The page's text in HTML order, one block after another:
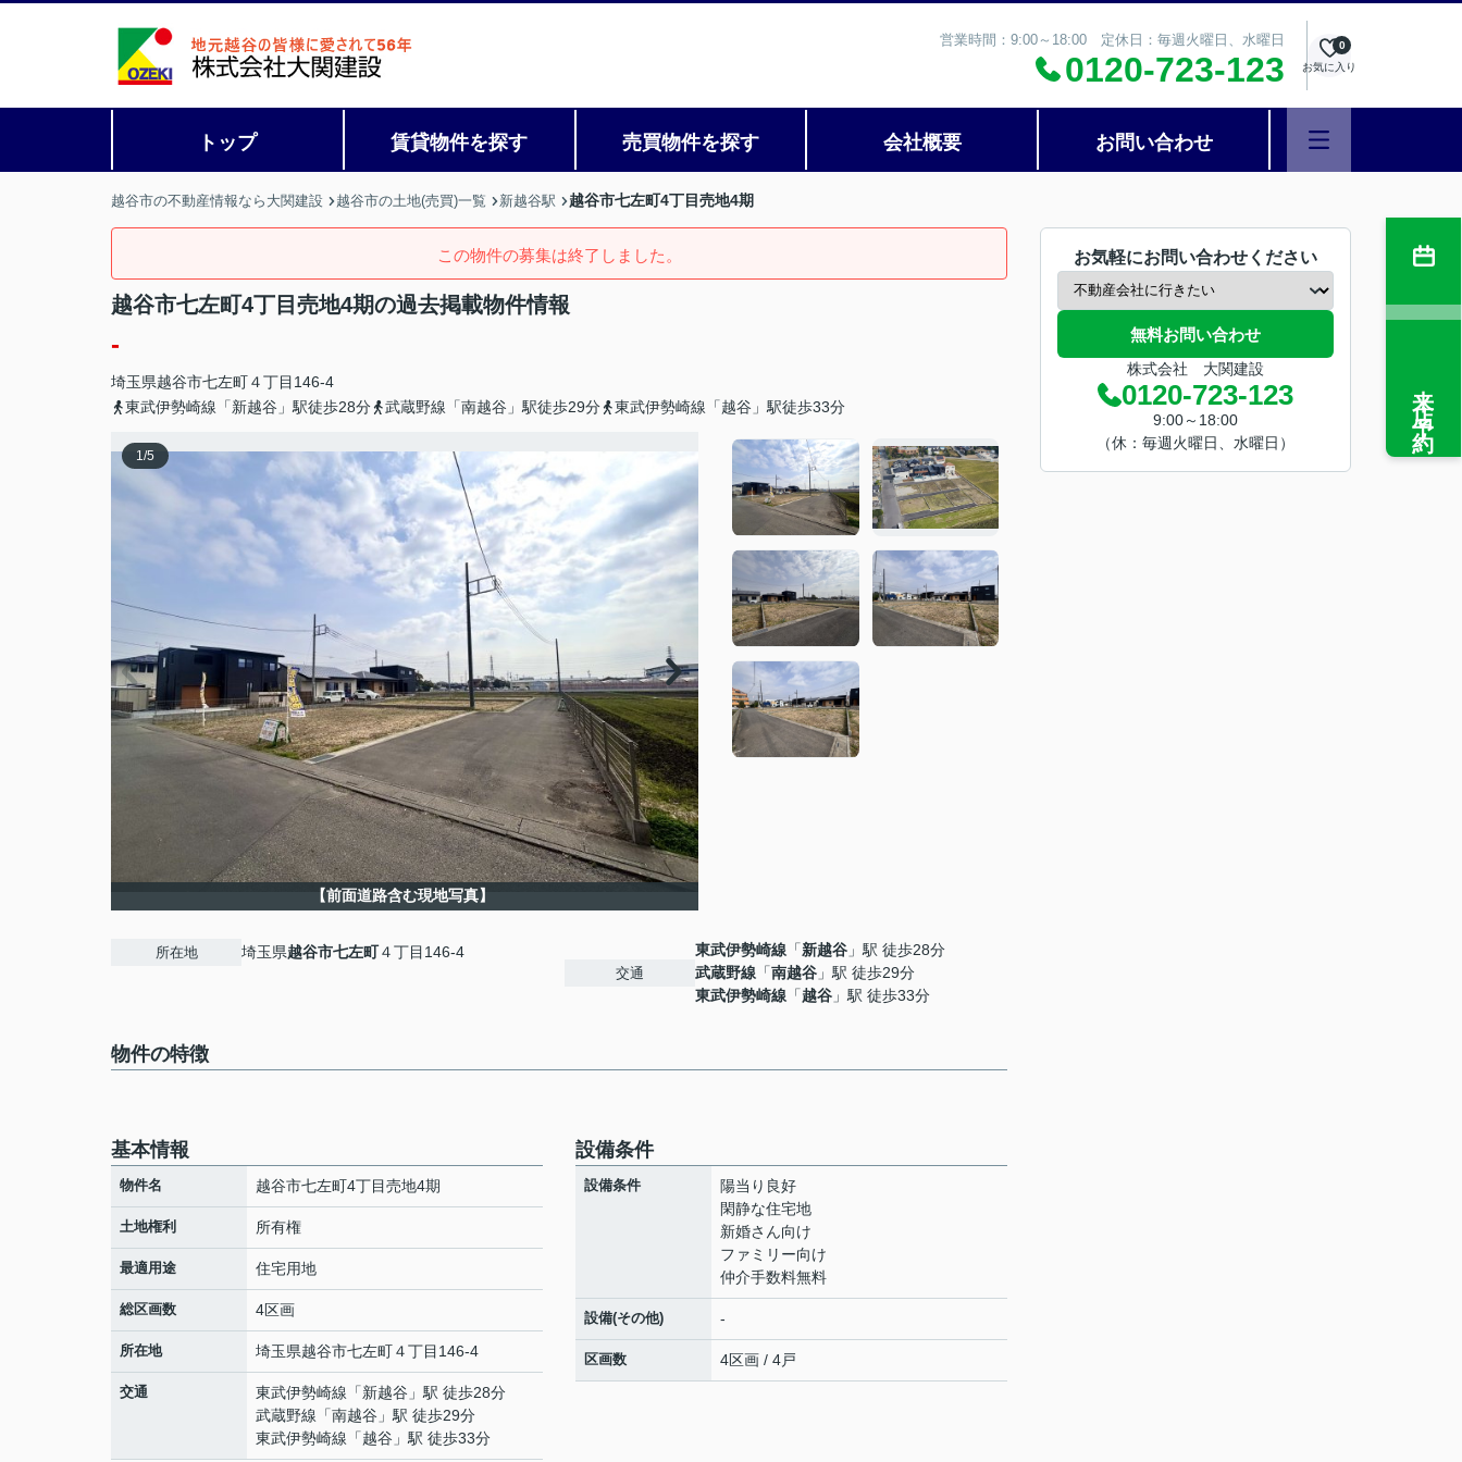
営業時間：9:00～18:00 定休日：毎週火曜日、水曜日
0120-723-123 お気に入り
0
トップ 賃貸物件を探す 売買物件を探す 会社概要 お問い合わせ
越谷市の不動産情報なら大関建設 越谷市の土地(売買)一覧 新越谷駅 越谷市七左町4丁目売地4期
この物件の募集は終了しました。
越谷市七左町4丁目売地4期の過去掲載物件情報
-
埼玉県越谷市七左町４丁目146-4
東武伊勢崎線「新越谷」駅徒歩28分
武蔵野線「南越谷」駅徒歩29分 東武伊勢崎線「越谷」駅徒歩33分
1/5
【前面道路含む現地写真】
所在地 埼玉県越谷市七左町４丁目146-4
交通
東武伊勢崎線 「新越谷 」駅 徒歩28分
武蔵野線 「南越谷 」駅 徒歩29分
東武伊勢崎線 「越谷 」駅 徒歩33分
物件の特徴
基本情報
物件名 越谷市七左町4丁目売地4期
土地権利 所有権
最適用途 住宅用地
総区画数 4区画
所在地 埼玉県越谷市七左町４丁目146-4
交通 東武伊勢崎線 「新越谷 」駅 徒歩28分
武蔵野線 「南越谷 」駅 徒歩29分
東武伊勢崎線 「越谷 」駅 徒歩33分
設備条件
設備条件
陽当り良好
閑静な住宅地
新婚さん向け
ファミリー向け
仲介手数料無料
設備(その他) -
区画数 4区画 / 4戸
お気軽にお問い合わせください
無料お問い合わせ
株式会社 大関建設
0120-723-123
9:00～18:00
（休：毎週火曜日、水曜日）
来店予約